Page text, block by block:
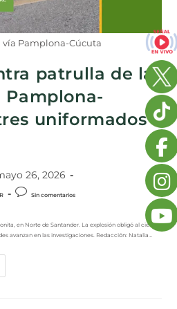
vía Pamplona-Cúcuta
patrulla de la
Pamplona-
uniformados
26, 2026
Sin comentarios
en Norte de Santander. La explosión obligó al cierre
avanzan en las investigaciones. Redacción: Natalia…